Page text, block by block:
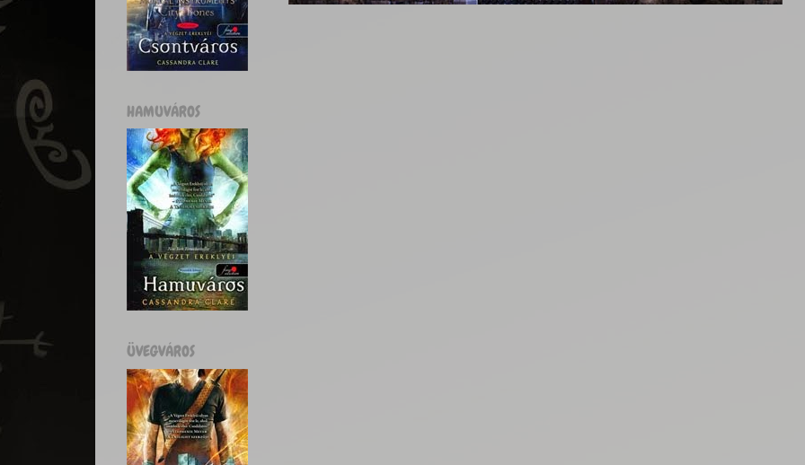
HAMUVÁROS
ÜVEGVÁROS